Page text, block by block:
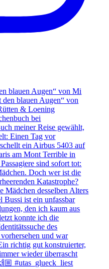
blauen Augen“ von Mi